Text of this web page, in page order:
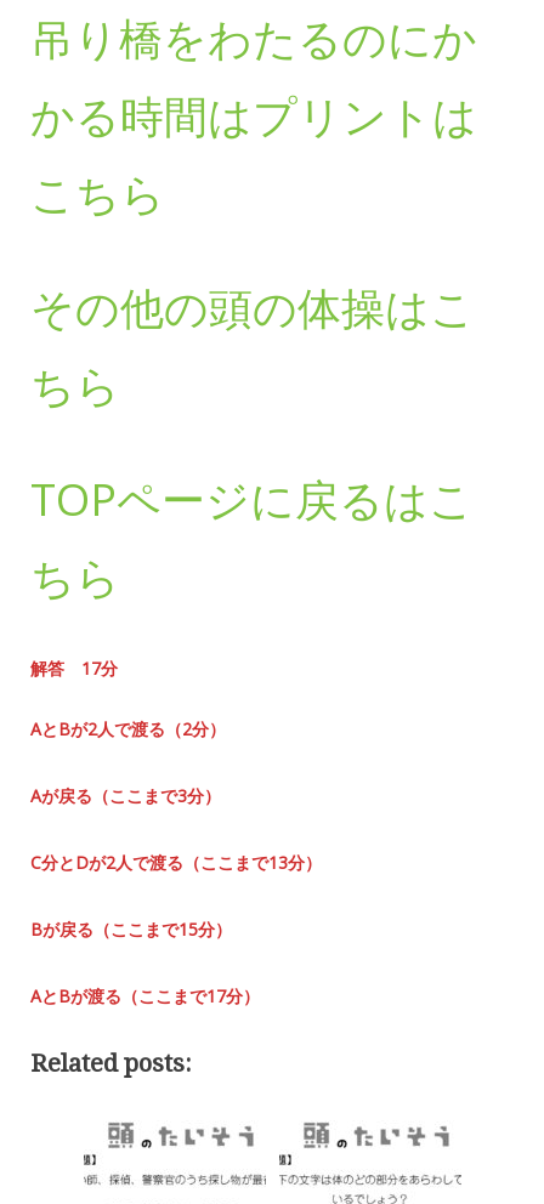
吊り橋をわたるのにか
かる時間はプリントは
こちら
その他の頭の体操はこ
ちら
TOPページに戻るはこ
ちら
解答 17分
AとBが2人で渡る（2分）
Aが戻る（ここまで3分）
C分とDが2人で渡る（ここまで13分）
Bが戻る（ここまで15分）
AとBが渡る（ここまで17分）
Related posts: